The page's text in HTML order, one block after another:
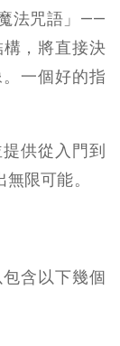
法咒語」——
，將直接決
一個好的指
供從入門到
限可能。
含以下幾個